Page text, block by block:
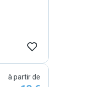
à partir de